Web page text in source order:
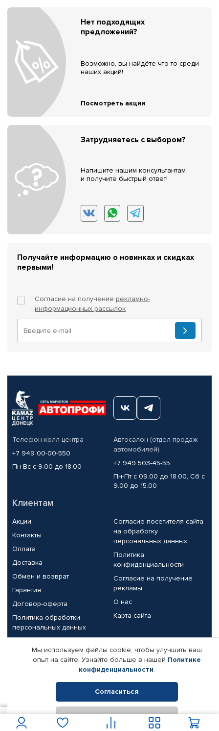
Нет подходящих
предложений?
Возможно, вы найдёте что-то среди
наших акций!
Посмотреть акции
Затрудняетесь с выбором?
Напишите нашим консультантам
и получите быстрый ответ!
Получайте информацию о новинках и скидках
первыми!
Согласие на получение рекламно-
информационных рассылок
Телефон колл-центра
+7 949 00-00-550
Пн-Вс с 9.00 до 18.00
Автосалон (отдел продаж
автомобилей)
+7 949 503-45-55
Пн-Пт с 09.00 до 18.00, Сб с
9.00 до 15.00
Клиентам
Акции
Контакты
Оплата
Доставка
Обмен и возврат
Гарантия
Договор-оферта
Политика обработки
персональных данных
Согласие посетителя сайта
на обработку
персональных данных
Политика
конфиденциальности
Согласие на получение
рекламы
О нас
Карта сайта
Партнерам
Корпоративным клиентам
Поставщикам
Реквизиты компании
© КАМАЗ ЦЕНТР ДОНЕЦК, 2015-2026. Все права защищены.
Интернет-магазин автомобильных товаров Автопрофи.
Мы используем файлы cookie, чтобы улучшить ваш
опыт на сайте. Узнайте больше в нашей Политике
конфиденциальности.
Согласиться
Отклонить
В корзину